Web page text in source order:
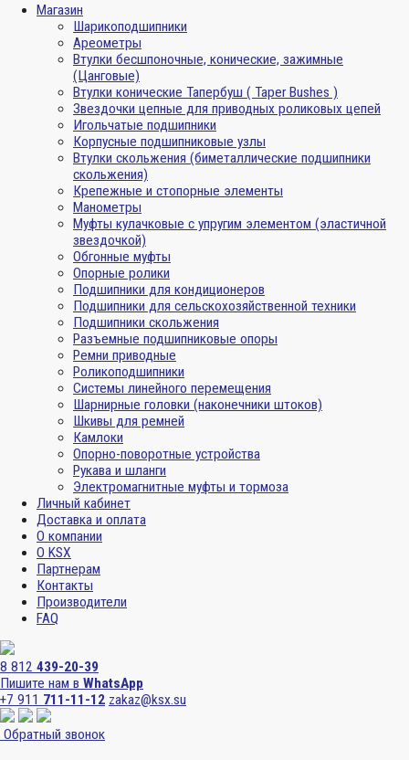
Магазин
Шарикоподшипники
Ареометры
Втулки бесшпоночные, конические, зажимные
(Цанговые)
Втулки конические Тапербуш ( Taper Bushes )
Звездочки цепные для приводных роликовых цепей
Игольчатые подшипники
Корпусные подшипниковые узлы
Втулки скольжения (биметаллические подшипники
скольжения)
Крепежные и стопорные элементы
Манометры
Муфты кулачковые с упругим элементом (эластичной
звездочкой)
Обгонные муфты
Опорные ролики
Подшипники для кондиционеров
Подшипники для сельскохозяйственной техники
Подшипники скольжения
Разъемные подшипниковые опоры
Ремни приводные
Роликоподшипники
Системы линейного перемещения
Шарнирные головки (наконечники штоков)
Шкивы для ремней
Камлоки
Опорно-поворотные устройства
Рукава и шланги
Электромагнитные муфты и тормоза
Личный кабинет
Доставка и оплата
О компании
О KSX
Партнерам
Контакты
Производители
FAQ
8 812 439-20-39
Пишите нам в WhatsApp
+7 911 711-11-12 zakaz@ksx.su
Обратный звонок